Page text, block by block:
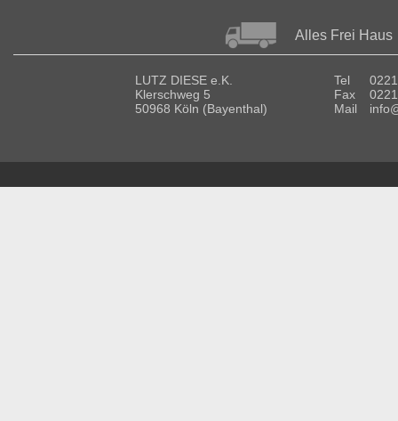
Alles Frei Haus
LUTZ DIESE e.K.
Klerschweg 5
50968 Köln (Bayenthal)
Tel
Fax
Mail